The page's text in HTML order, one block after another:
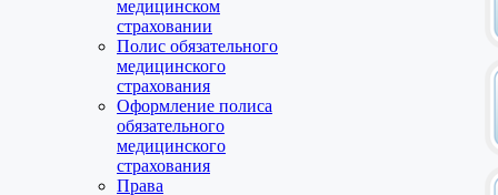
медицинском
страховании
Полис обязательного
медицинского
страхования
Оформление полиса
обязательного
медицинского
страхования
Права